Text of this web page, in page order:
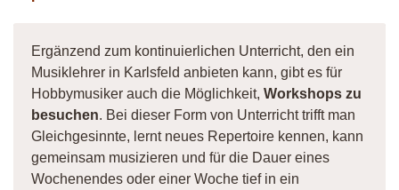
Ergänzend zum kontinuierlichen Unterricht, den ein
Musiklehrer in Karlsfeld anbieten kann, gibt es für
Hobbymusiker auch die Möglichkeit, Workshops zu
besuchen. Bei dieser Form von Unterricht trifft man
Gleichgesinnte, lernt neues Repertoire kennen, kann
gemeinsam musizieren und für die Dauer eines
Wochenendes oder einer Woche tief in ein